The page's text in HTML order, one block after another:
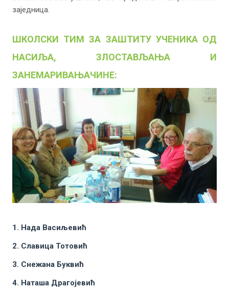
заједница.
ШКОЛСКИ ТИМ ЗА ЗАШТИТУ УЧЕНИКА ОД
НАСИЉА, ЗЛОСТАВЉАЊА И
ЗАНЕМАРИВАЊАЧИНЕ:
1. Нада Васиљевић
2. Славица Тотовић
3. Снежана Буквић
4. Наташа Драгојевић